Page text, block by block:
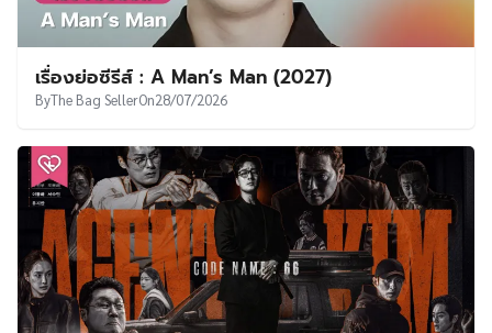
เรื่องย่อซีรีส์ : A Man’s Man (2027)
ByThe Bag SellerOn28/07/2026